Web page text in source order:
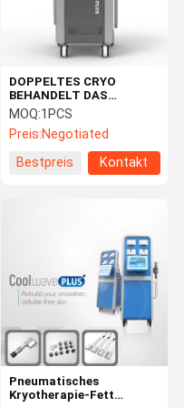
Über Uns
Fabrik-
Ausflug
DOPPELTES CRYO
BEHANDELT DAS
BEARBEITEN DES
GLEICHEN DER ZEIT-
CRYOLIPOLYSIS FAT
THERAPYMACHINE DES
GEFRIEHRMASCHINE-
MOQ:1PCS
Preis:Negotiated
Bestpreis
Kontakt
Pneumatisches
Kryotherapie-Fett